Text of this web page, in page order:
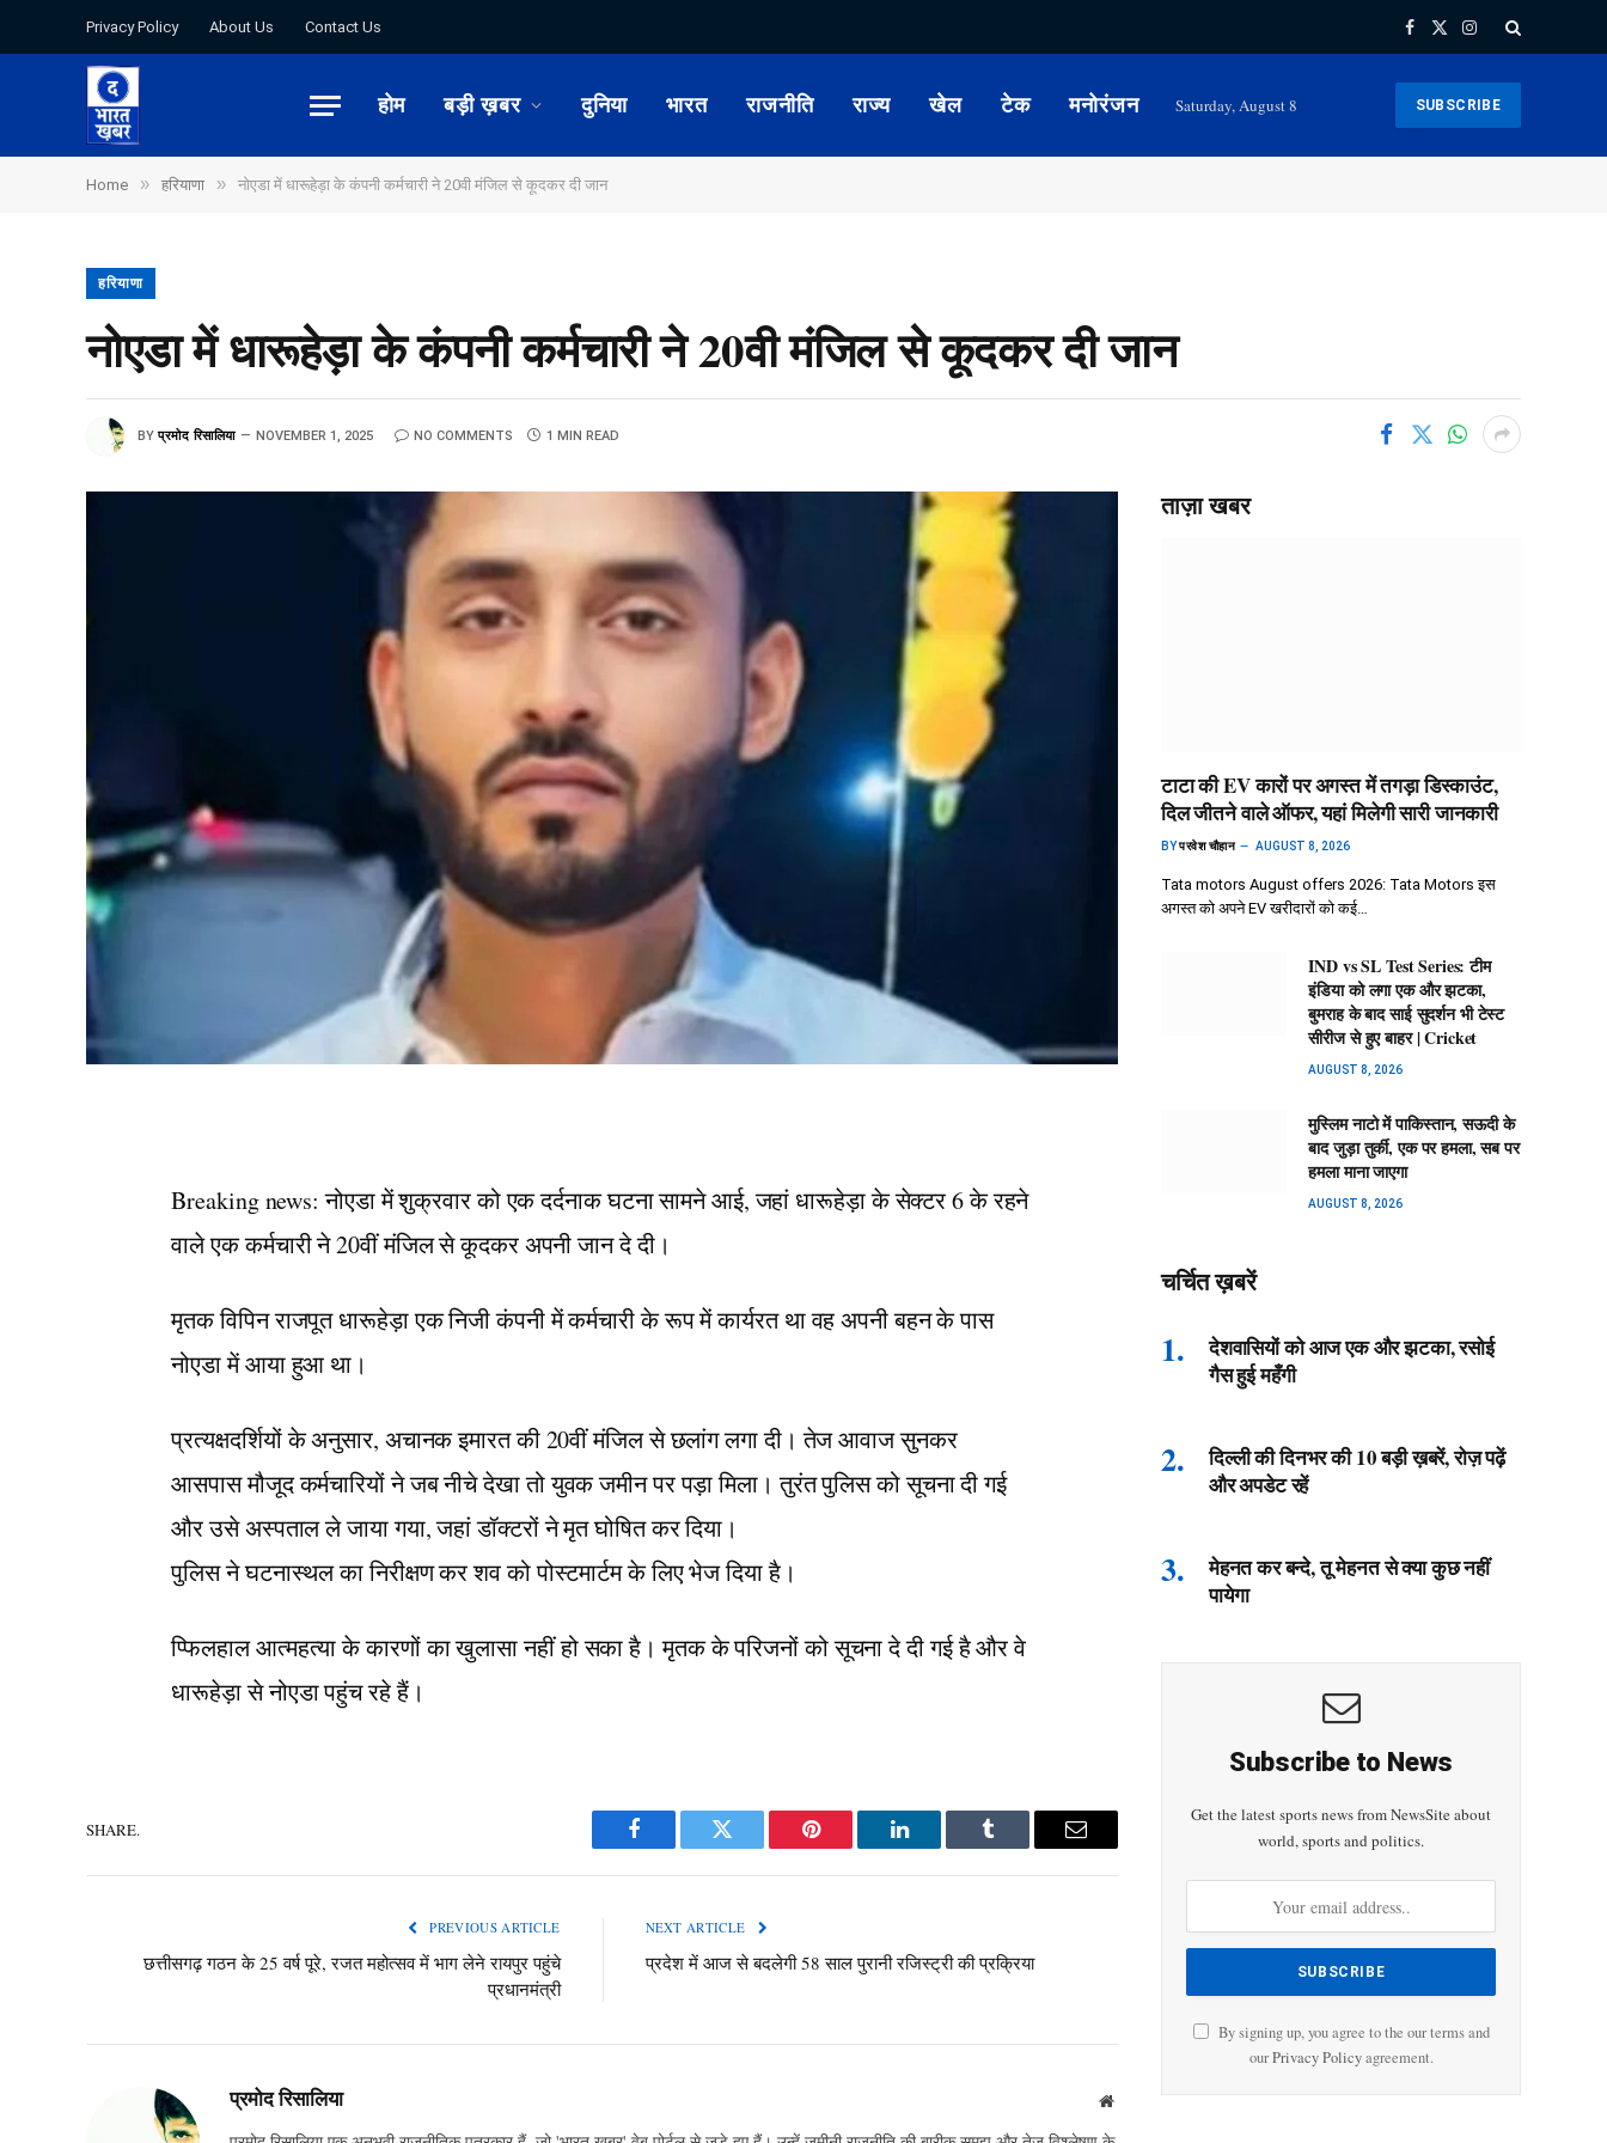
Privacy Policy About Us Contact Us Facebook
X
Instagram
होम बड़ी ख़बर दुनिया भारत राजनीति राज्य खेल टेक मनोरंजन Saturday, August 8 SUBSCRIBE
Home » हरियाणा » नोएडा में धारूहेड़ा के कंपनी कर्मचारी ने 20वी मंजिल से कूदकर दी जान
हरियाणा
नोएडा में धारूहेड़ा के कंपनी कर्मचारी ने 20वी मंजिल से कूदकर दी जान
BY प्रमोद रिसालिया NOVEMBER 1, 2025 NO COMMENTS 1 MIN READ
Breaking news: नोएडा में शुक्रवार को एक दर्दनाक घटना सामने आई, जहां धारूहेड़ा के सेक्टर 6 के रहने
वाले एक कर्मचारी ने 20वीं मंजिल से कूदकर अपनी जान दे दी।
मृतक विपिन राजपूत धारूहेड़ा एक निजी कंपनी में कर्मचारी के रूप में कार्यरत था वह अपनी बहन के पास
नोएडा में आया हुआ था।
प्रत्यक्षदर्शियों के अनुसार, अचानक इमारत की 20वीं मंजिल से छलांग लगा दी। तेज आवाज सुनकर
आसपास मौजूद कर्मचारियों ने जब नीचे देखा तो युवक जमीन पर पड़ा मिला। तुरंत पुलिस को सूचना दी गई
और उसे अस्पताल ले जाया गया, जहां डॉक्टरों ने मृत घोषित कर दिया।
पुलिस ने घटनास्थल का निरीक्षण कर शव को पोस्टमार्टम के लिए भेज दिया है।
प्फिलहाल आत्महत्या के कारणों का खुलासा नहीं हो सका है। मृतक के परिजनों को सूचना दे दी गई है और वे
धारूहेड़ा से नोएडा पहुंच रहे हैं।
SHARE.
Facebook Twitter Pinterest LinkedIn Tumblr Email
PREVIOUS ARTICLE
छत्तीसगढ़ गठन के 25 वर्ष पूरे, रजत महोत्सव में भाग लेने रायपुर पहुंचे
प्रधानमंत्री
NEXT ARTICLE
प्रदेश में आज से बदलेगी 58 साल पुरानी रजिस्ट्री की प्रक्रिया
प्रमोद रिसालिया Website
ताज़ा खबर
टाटा की EV कारों पर अगस्त में तगड़ा डिस्काउंट,
दिल जीतने वाले ऑफर, यहां मिलेगी सारी जानकारी
BYपरवेश चौहान AUGUST 8, 2026
Tata motors August offers 2026: Tata Motors इस
अगस्त को अपने EV खरीदारों को कई…
IND vs SL Test Series: टीम
इंडिया को लगा एक और झटका,
बुमराह के बाद साई सुदर्शन भी टेस्ट
सीरीज से हुए बाहर | Cricket
AUGUST 8, 2026
मुस्लिम नाटो में पाकिस्तान, सऊदी के
बाद जुड़ा तुर्की, एक पर हमला, सब पर
हमला माना जाएगा
AUGUST 8, 2026
चर्चित ख़बरें
देशवासियों को आज एक और झटका, रसोई
गैस हुई महँगी
दिल्ली की दिनभर की 10 बड़ी ख़बरें, रोज़ पढ़ें
और अपडेट रहें
मेहनत कर बन्दे, तू मेहनत से क्या कुछ नहीं
पायेगा
Subscribe to News
Get the latest sports news from NewsSite about
world, sports and politics.
By signing up, you agree to the our terms and
ourPrivacy Policyagreement.